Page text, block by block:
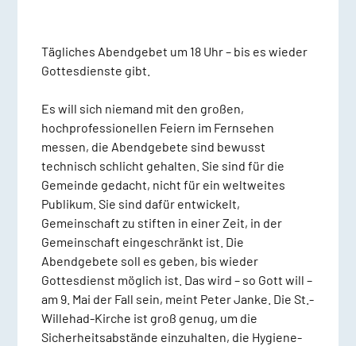
Tägliches Abendgebet um 18 Uhr – bis es wieder
Gottesdienste gibt.
Es will sich niemand mit den großen,
hochprofessionellen Feiern im Fernsehen
messen, die Abendgebete sind bewusst
technisch schlicht gehalten. Sie sind für die
Gemeinde gedacht, nicht für ein weltweites
Publikum. Sie sind dafür entwickelt,
Gemeinschaft zu stiften in einer Zeit, in der
Gemeinschaft eingeschränkt ist. Die
Abendgebete soll es geben, bis wieder
Gottesdienst möglich ist. Das wird – so Gott will –
am 9. Mai der Fall sein, meint Peter Janke. Die St.-
Willehad-Kirche ist groß genug, um die
Sicherheitsabstände einzuhalten, die Hygiene-